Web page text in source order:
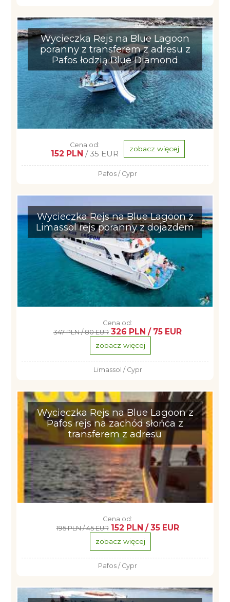
Wycieczka Rejs na Blue Lagoon
poranny z transferem z adresu z
Pafos łodzią Blue Diamond
Cena od:
152 PLN / 35 EUR zobacz więcej
Pafos / Cypr
Wycieczka Rejs na Blue Lagoon z
Limassol rejs poranny z dojazdem
Cena od:
347 PLN / 80 EUR 326 PLN / 75 EUR
zobacz więcej
Limassol / Cypr
Wycieczka Rejs na Blue Lagoon z
Pafos rejs na zachód słońca z
transferem z adresu
Cena od:
195 PLN / 45 EUR 152 PLN / 35 EUR
zobacz więcej
Pafos / Cypr